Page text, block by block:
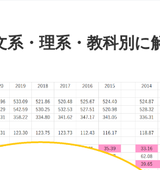
・理系・教科別に